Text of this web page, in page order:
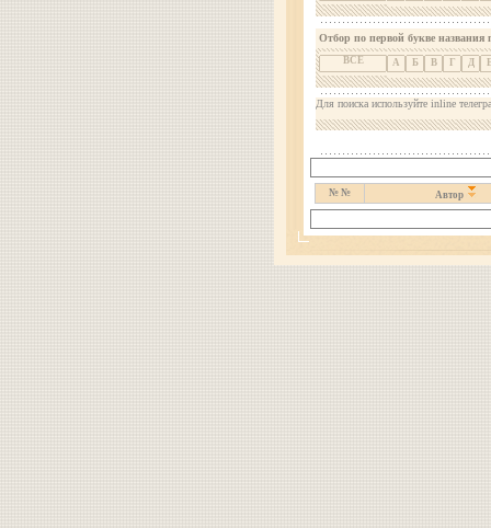
Отбор по первой букве названия
ВСЕ А Б В Г Д
Для поиска используйте inline
№ № Автор